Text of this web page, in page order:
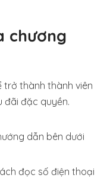
chương
trở thành thành viên
đãi đặc quyền.
dẫn bên dưới
đọc số điện thoại